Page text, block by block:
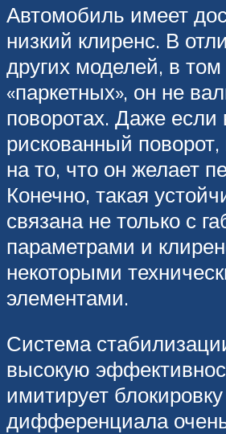
Автомобиль имеет
низкий клиренс. В
других моделей, в
«паркетных», он не
поворотах. Даже если
рискованный
на то, что он желает
Конечно, такая
связана не только с
параметрами и
некоторыми
элементами.
Система
высокую
имитирует блокировку
дифференциала